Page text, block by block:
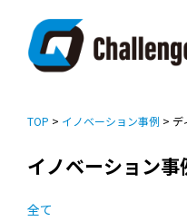
TOP > イノベーション事例 > デ
イノベーション事
全て